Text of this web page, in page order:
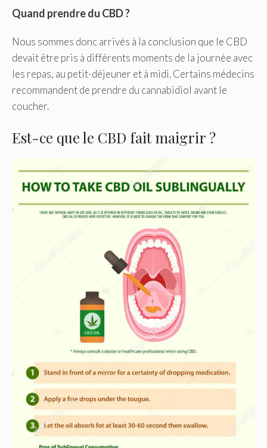
Quand prendre du CBD ?
Nous sommes donc arrivés à la conclusion que le CBD
devait être pris à différents moments de la journée avec
les repas, au petit-déjeuner et à midi. Certains médecins
recommandent de prendre du cannabidiol avant le
coucher.
Est-ce que le CBD fait maigrir ?